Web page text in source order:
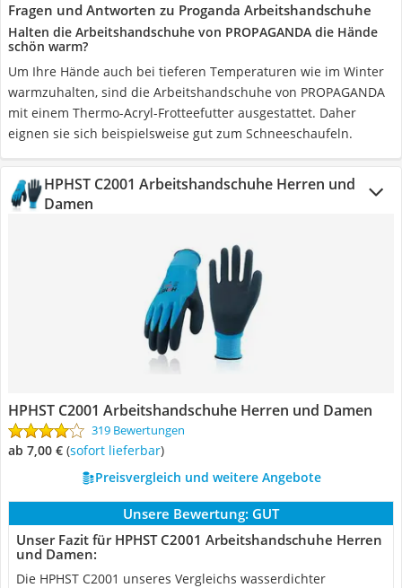
Fragen und Antworten zu Proganda Arbeitshandschuhe
Halten die Arbeitshandschuhe von PROPAGANDA die Hände
schön warm?
Um Ihre Hände auch bei tieferen Temperaturen wie im Winter
warmzuhalten, sind die Arbeitshandschuhe von PROPAGANDA
mit einem Thermo-Acryl-Frotteefutter ausgestattet. Daher
eignen sie sich beispielsweise gut zum Schneeschaufeln.
HPHST C2001 Arbeitshandschuhe Herren und
Damen
HPHST C2001 Arbeitshandschuhe Herren und Damen
319 Bewertungen
ab 7,00 € ( Sofort lieferbar)
Preisvergleich und weitere Angebote
Unsere Bewertung: GUT
Unser Fazit für HPHST C2001 Arbeitshandschuhe Herren
und Damen:
Die HPHST C2001 unseres Vergleichs wasserdichter